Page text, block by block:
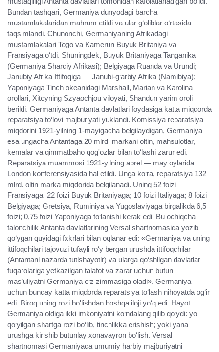
Bundan tashqari, Germaniya dunyodagi barcha
mustamlakalaridan mahrum etildi va ular g‘oliblar o‘rtasida
taqsimlandi. Chunonchi, Germaniyaning Afrikadagi
mustamlakalari Togo va Kamerun Buyuk Britaniya va
Fransiyaga o‘tdi. Shuningdek, Buyuk Britaniyaga Tanganika
(Germaniya Sharqiy Afrikasi); Belgiyaga Ruanda va Urundi;
Janubiy Afrika Ittifoqiga — Janubi-g‘arbiy Afrika (Namibiya);
Yaponiyaga Tinch okeanidagi Marshall, Marian va Karolina
orollari, Xitoyning Szyaochjou viloyati, Shandun yarim oroli
berildi. Germaniyaga Antanta davlatlari foydasiga katta miqdorda
reparatsiya to‘lovi majburiyati yuklandi. Komissiya reparatsiya
miqdorini 1921-yilning 1-mayigacha belgilaydigan, Germaniya
esa ungacha Antantaga 20 mlrd. markani oltin, mahsulotlar,
kemalar va qimmatbaho qog'ozlar bilan to‘lashi zarur edi.
Reparatsiya muammosi 1921-yilning aprel — may oylarida
London konferensiyasida hal etildi. Unga ko‘ra, reparatsiya 132
mlrd. oltin marka miqdorida belgilanadi. Uning 52 foizi
Fransiyaga; 22 foizi Buyuk Britaniyaga; 10 foizi Italiyaga; 8 foizi
Belgiyaga; Gretsiya, Ruminiya va Yugoslaviyaga birgalikda 6,5
foizi; 0,75 foizi Yaponiyaga to‘lanishi kerak edi. Bu ochiqcha
talonchilik Antanta davlatlarining Versal shartnomasida yozib
qo‘ygan quyidagi fxkrlari bilan oqlanar edi: «Germaniya va uning
ittifoqchilari tajovuzi tufayli ro‘y bergan urushda ittifoqchilar
(Antantani nazarda tutishayotir) va ularga qo‘shilgan davlatlar
fuqarolariga yetkazilgan talafot va zarar uchun butun
mas’uliyatni Germaniya o‘z zimmasiga oladi». Germaniya
uchun bunday katta miqdorda reparatsiya to‘lash nihoyatda og‘ir
edi. Biroq uning rozi bo'lishdan boshqa iloji yo‘q edi. Hayot
Germaniya oldiga ikki imkoniyatni ko‘ndalang qilib qo‘ydi: yo
qo‘yilgan shartga rozi bo‘lib, tinchlikka erishish; yoki yana
urushga kirishib butunlay xonavayron bo‘lish. Versal
shartnomasi Germaniyada umumiy harbiy majburiyatni